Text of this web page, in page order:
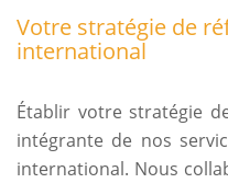
Votre stratégie de
international
Établir votre stratégie
intégrante de nos
international. Nous